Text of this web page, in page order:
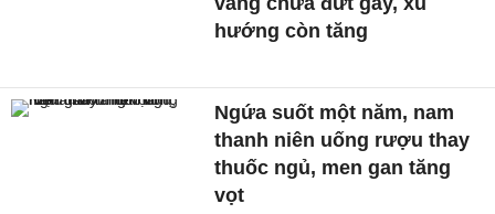
hướng còn tăng
Ngứa suốt một năm, nam
thanh niên uống rượu thay
thuốc ngủ, men gan tăng
vọt